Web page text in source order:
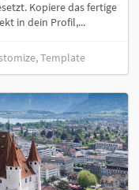
Kopiere das fertige
in dein Profil,...
Template